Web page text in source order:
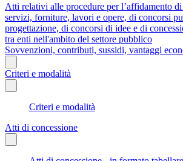
Atti relativi alle procedure per l’affidamento
servizi, forniture, lavori e opere, di concorsi
progettazione, di concorsi di idee e di
tra enti nell'ambito del settore pubblico
Sovvenzioni, contributi, sussidi, vantaggi
Criteri e modalità
Criteri e modalità
Atti di concessione